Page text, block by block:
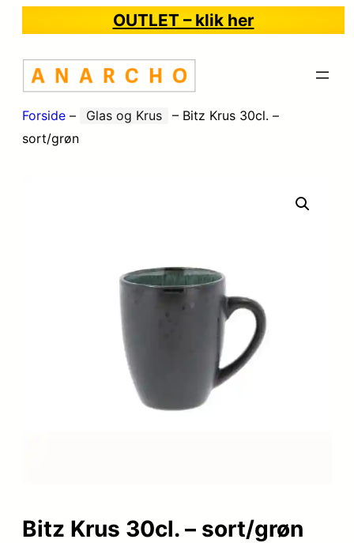
OUTLET – klik her
Forside – Glas og Krus – Bitz Krus 30cl. –
sort/grøn
Bitz Krus 30cl. – sort/grøn